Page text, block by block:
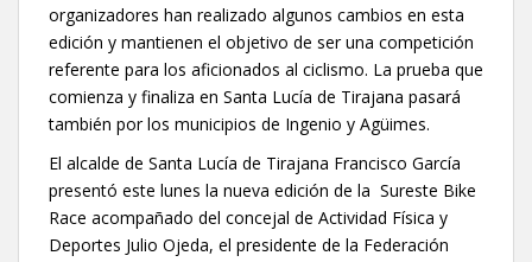
organizadores han realizado algunos cambios en esta
edición y mantienen el objetivo de ser una competición
referente para los aficionados al ciclismo. La prueba que
comienza y finaliza en Santa Lucía de Tirajana pasará
también por los municipios de Ingenio y Agüimes.
El alcalde de Santa Lucía de Tirajana Francisco García
presentó este lunes la nueva edición de la Sureste Bike
Race acompañado del concejal de Actividad Física y
Deportes Julio Ojeda, el presidente de la Federación